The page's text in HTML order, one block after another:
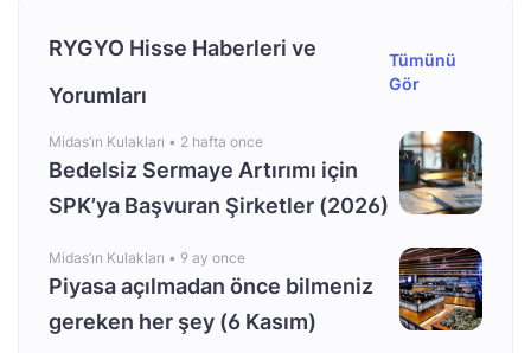
RYGYO Hisse Haberleri ve
Yorumları
Tümünü
Gör
Midas’ın Kulakları • 2 hafta once
Bedelsiz Sermaye Artırımı için
SPK’ya Başvuran Şirketler (2026)
Midas’ın Kulakları • 9 ay once
Piyasa açılmadan önce bilmeniz
gereken her şey (6 Kasım)